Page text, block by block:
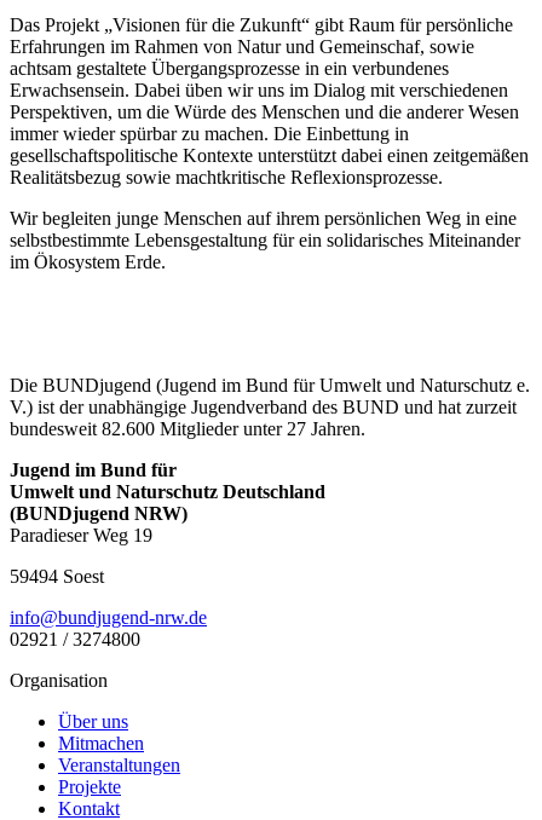
Das Projekt „Visionen für die Zukunft“ gibt Raum für persönliche
Erfahrungen im Rahmen von Natur und Gemeinschaf, sowie
achtsam gestaltete Übergangsprozesse in ein verbundenes
Erwachsensein. Dabei üben wir uns im Dialog mit verschiedenen
Perspektiven, um die Würde des Menschen und die anderer Wesen
immer wieder spürbar zu machen. Die Einbettung in
gesellschaftspolitische Kontexte unterstützt dabei einen zeitgemäßen
Realitätsbezug sowie machtkritische Reflexionsprozesse.
Wir begleiten junge Menschen auf ihrem persönlichen Weg in eine
selbstbestimmte Lebensgestaltung für ein solidarisches Miteinander
im Ökosystem Erde.
Die BUNDjugend (Jugend im Bund für Umwelt und Naturschutz e.
V.) ist der unabhängige Jugendverband des BUND und hat zurzeit
bundesweit 82.600 Mitglieder unter 27 Jahren.
Jugend im Bund für
Umwelt und Naturschutz Deutschland
(BUNDjugend NRW)
Paradieser Weg 19
59494 Soest
ed.wrn-dnegujdnub@ofni
02921 / 3274800
Organisation
Über uns
Mitmachen
Veranstaltungen
Projekte
Kontakt